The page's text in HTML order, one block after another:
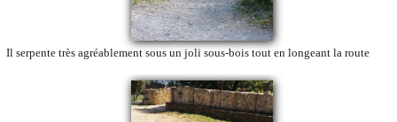
Il serpente très agréablement sous un joli sous-bois tout en longeant la route